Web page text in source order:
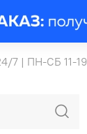
7 | ПН-СБ 11-